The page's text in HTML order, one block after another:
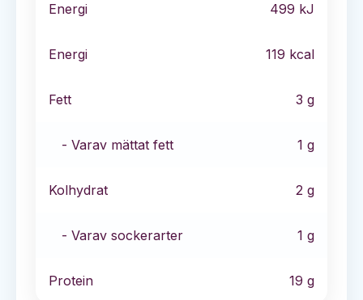
Energi 499 kJ
Energi 119 kcal
Fett 3 g
- Varav mättat fett 1 g
Kolhydrat 2 g
- Varav sockerarter 1 g
Protein 19 g